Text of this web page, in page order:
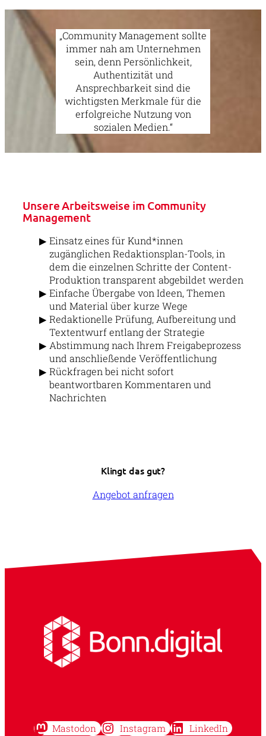
„Community Management sollte
immer nah am Unternehmen
sein, denn Persönlichkeit,
Authentizität und
Ansprechbarkeit sind die
wichtigsten Merkmale für die
erfolgreiche Nutzung von
sozialen Medien.“
Unsere Arbeitsweise im Community
Management
Einsatz eines für Kund*innen
zugänglichen Redaktionsplan-Tools, in
dem die einzelnen Schritte der Content-
Produktion transparent abgebildet werden
Einfache Übergabe von Ideen, Themen
und Material über kurze Wege
Redaktionelle Prüfung, Aufbereitung und
Textentwurf entlang der Strategie
Abstimmung nach Ihrem Freigabeprozess
und anschließende Veröffentlichung
Rückfragen bei nicht sofort
beantwortbaren Kommentaren und
Nachrichten
Klingt das gut?
Angebot anfragen
Mastodon Instagram LinkedIn